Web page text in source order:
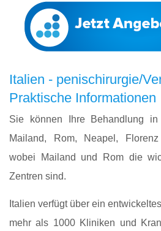
Italien - penischirurgie/
Praktische Informationen
Sie können Ihre Behandlung
Mailand, Rom, Neapel,
wobei Mailand und Rom die
Zentren sind.
Italien verfügt über ein
mehr als 1000 Kliniken und